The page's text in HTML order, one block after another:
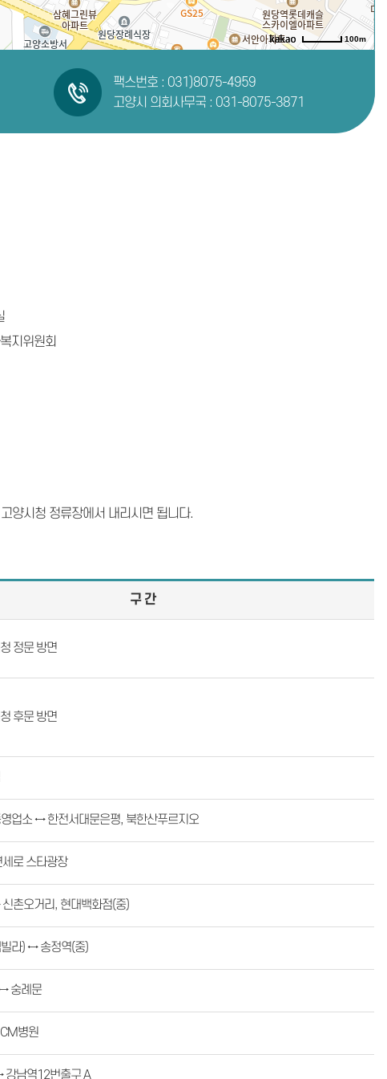
100m
팩스번호 : 031)8075-4959
고양시 의회사무국 : 031-8075-3871
지위원회
시청 정류장에서 내리시면 됩니다.
구 간
정문 방면
후문 방면
업소 ↔ 한전서대문은평, 북한산푸르지오
로 스타광장
촌오거리, 현대백화점(중)
라) ↔ 송정역(중)
숭례문
병원
남역12번출구 A